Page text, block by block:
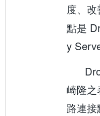
度、
點是
y
崎隆
路連